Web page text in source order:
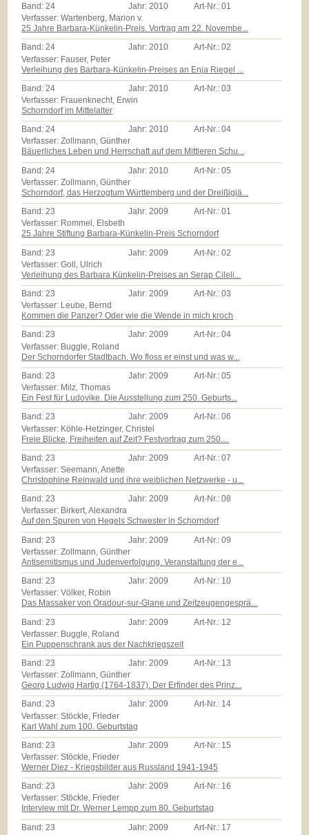
Band:24 Jahr:2010 Art-Nr.:01
Verfasser: Wartenberg, Marion v.
25 Jahre Barbara-Künkelin-Preis. Vortrag am 22. Novembe...
Band:24 Jahr:2010 Art-Nr.:02
Verfasser: Fauser, Peter
Verleihung des Barbara-Künkelin-Preises an Enja Riegel ...
Band:24 Jahr:2010 Art-Nr.:03
Verfasser: Frauenknecht, Erwin
Schorndorf im Mittelalter
Band:24 Jahr:2010 Art-Nr.:04
Verfasser: Zollmann, Günther
Bäuerliches Leben und Herrschaft auf dem Mittleren Schu...
Band: 24 Jahr: 2010 Art-Nr.:05
Verfasser: Zollmann, Günther
Schorndorf, das Herzogtum Württemberg und der Dreißigjä...
Band:23 Jahr:2009 Art-Nr.:01
Verfasser: Rommel, Elsbeth
25 Jahre Stiftung Barbara-Künkelin-Preis Schorndorf
Band: 23 Jahr: 2009 Art-Nr.:02
Verfasser: Goll, Ulrich
Verleihung des Barbara Künkelin-Preises an Serap Cileli...
Band:23 Jahr:2009 Art-Nr.:03
Verfasser: Leube, Bernd
Kommen die Panzer? Oder wie die Wende in mich kroch
Band:23 Jahr:2009 Art-Nr.:04
Verfasser: Buggle, Roland
Der Schorndorfer Stadtbach. Wo floss er einst und was w...
Band:23 Jahr:2009 Art-Nr.:05
Verfasser: Milz, Thomas
Ein Fest für Ludovike. Die Ausstellung zum 250. Geburts...
Band:23 Jahr:2009 Art-Nr.:06
Verfasser: Köhle-Hetzinger, Christel
Freie Blicke, Freiheiten auf Zeit? Festvortrag zum 250....
Band: 23 Jahr: 2009 Art-Nr.:07
Verfasser: Seemann, Anette
Christophine Reinwald und ihre weiblichen Netzwerke - u...
Band:23 Jahr:2009 Art-Nr.:08
Verfasser: Birkert, Alexandra
Auf den Spuren von Hegels Schwester in Schorndorf
Band: 23 Jahr: 2009 Art-Nr.:09
Verfasser: Zollmann, Günther
Antisemitismus und Judenverfolgung. Veranstaltung der e...
Band:23 Jahr:2009 Art-Nr.: 10
Verfasser: Völker, Robin
Das Massaker von Oradour-sur-Glane und Zeitzeugengesprä...
Band: 23 Jahr: 2009 Art-Nr.: 12
Verfasser: Buggle, Roland
Ein Puppenschrank aus der Nachkriegszeit
Band:23 Jahr:2009 Art-Nr.: 13
Verfasser: Zollmann, Günther
Georg Ludwig Hartig (1764-1837). Der Erfinder des Prinz...
Band:23 Jahr:2009 Art-Nr.: 14
Verfasser: Stöckle, Frieder
Karl Wahl zum 100. Geburtstag
Band:23 Jahr:2009 Art-Nr.: 15
Verfasser: Stöckle, Frieder
Werner Diez - Kriegsbilder aus Russland 1941-1945
Band:23 Jahr:2009 Art-Nr.: 16
Verfasser: Stöckle, Frieder
Interview mit Dr. Werner Lempp zum 80. Geburtstag
Band: 23 Jahr: 2009 Art-Nr.: 17